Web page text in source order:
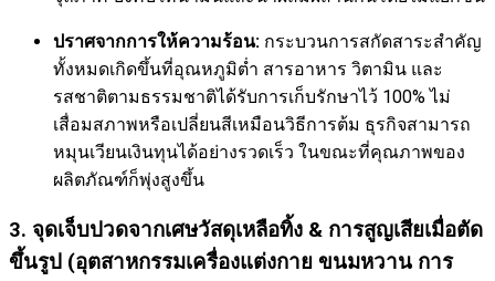
ปราศจากการให้ความร้อน: กระบวนการสกัดสาระสำคัญ
ทั้งหมดเกิดขึ้นที่อุณหภูมิต่ำ สารอาหาร วิตามิน และ
รสชาติตามธรรมชาติได้รับการเก็บรักษาไว้ 100% ไม่
เสื่อมสภาพหรือเปลี่ยนสีเหมือนวิธีการต้ม ธุรกิจสามารถ
หมุนเวียนเงินทุนได้อย่างรวดเร็ว ในขณะที่คุณภาพของ
ผลิตภัณฑ์ก็พุ่งสูงขึ้น
3. จุดเจ็บปวดจากเศษวัสดุเหลือทิ้ง & การสูญเสียเมื่อตัด
ขึ้นรูป (อุตสาหกรรมเครื่องแต่งกาย ขนมหวาน การ